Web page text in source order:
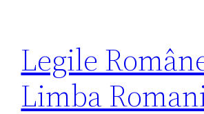
Legile
Limba